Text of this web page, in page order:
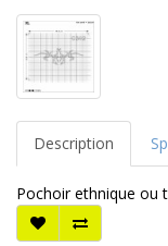
Description
Pochoir ethnique ou